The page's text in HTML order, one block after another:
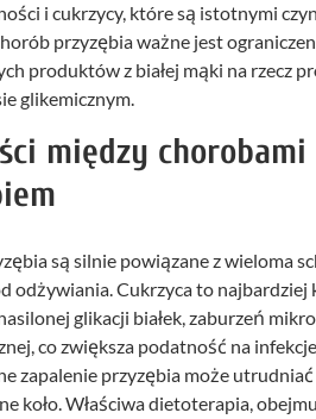
i cukrzycy, które są istotnymi
przyzębia ważne jest
produktów z białej mąki na rzecz
glikemicznym.
między
są silnie powiązane z wieloma
odżywiania. Cukrzyca to
glikacji białek, zaburzeń
co zwiększa podatność na
zapalenie przyzębia może
koło. Właściwa dietoterapia,